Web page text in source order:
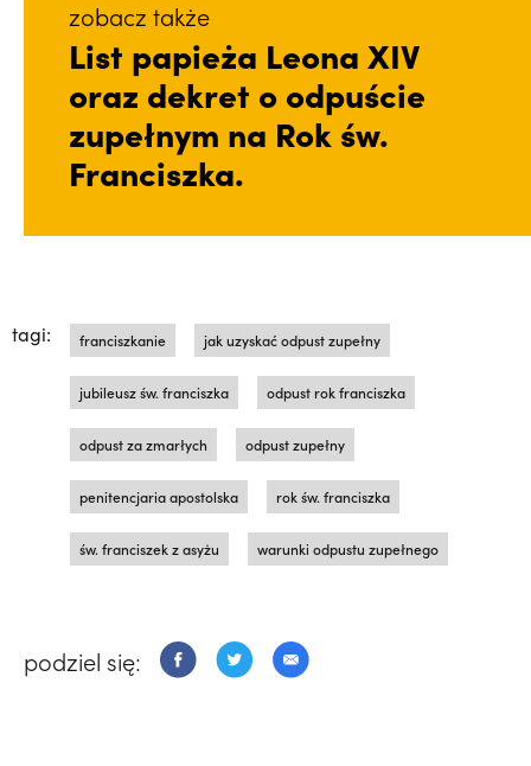
zobacz także
List papieża Leona XIV
oraz dekret o odpuście
zupełnym na Rok św.
Franciszka.
tagi: franciszkanie jak uzyskać odpust zupełny
jubileusz św. franciszka odpust rok franciszka
odpust za zmarłych odpust zupełny
penitencjaria apostolska rok św. franciszka
św. franciszek z asyżu warunki odpustu zupełnego
podziel się: